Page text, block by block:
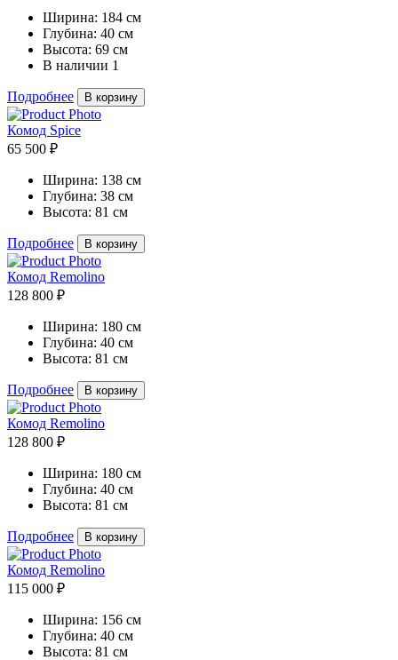
Ширина: 184 см
Глубина: 40 см
Высота: 69 см
В наличии 1
Подробнее В корзину
Комод Spice
65 500 ₽
Ширина: 138 см
Глубина: 38 см
Высота: 81 см
Подробнее В корзину
Комод Remolino
128 800 ₽
Ширина: 180 см
Глубина: 40 см
Высота: 81 см
Подробнее В корзину
Комод Remolino
128 800 ₽
Ширина: 180 см
Глубина: 40 см
Высота: 81 см
Подробнее В корзину
Комод Remolino
115 000 ₽
Ширина: 156 см
Глубина: 40 см
Высота: 81 см